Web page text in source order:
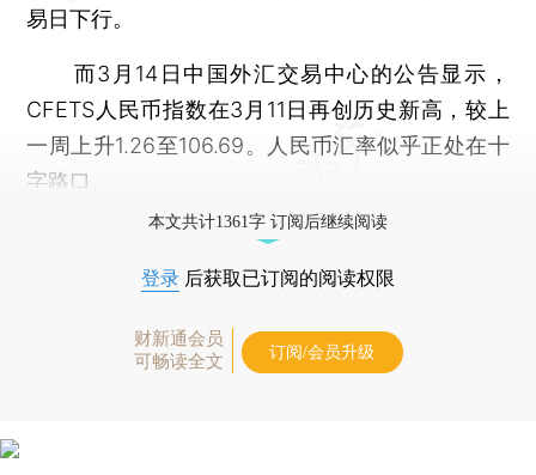
易日下行。
而3月14日中国外汇交易中心的公告显示，
CFETS人民币指数在3月11日再创历史新高，较上
一周上升1.26至106.69。人民币汇率似乎正处在十
字路口。
本文共计1361字 订阅后继续阅读
登录 后获取已订阅的阅读权限
财新通会员
可畅读全文
订阅/会员升级